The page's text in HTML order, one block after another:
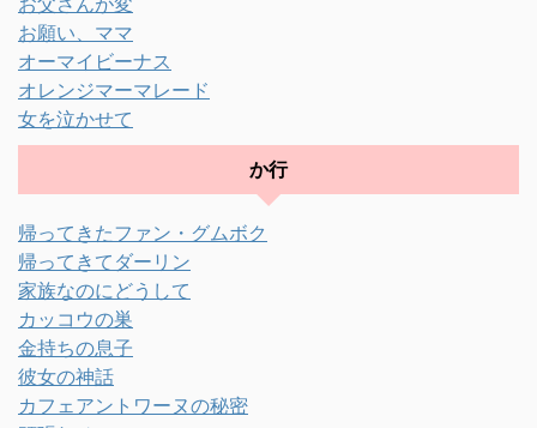
お願い、ママ
オーマイビーナス
オレンジマーマレード
女を泣かせて
か行
帰ってきたファン・グムボク
帰ってきてダーリン
家族なのにどうして
カッコウの巣
金持ちの息子
彼女の神話
カフェアントワーヌの秘密